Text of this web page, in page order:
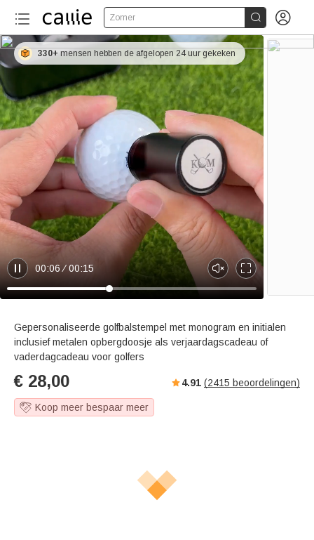
Zomer  
P
a
e
00:06 00:15
U
n
t
e
E
n
e
r
l
330+ mensen hebben de afgelopen 24 uur gekeken
Gepersonaliseerde golfbalstempel met monogram en initialen
inclusief metalen opbergdoosje als verjaardagscadeau of
vaderdagcadeau voor golfers
€ 28,00 4.91 (2415 beoordelingen)
Koop meer bespaar meer